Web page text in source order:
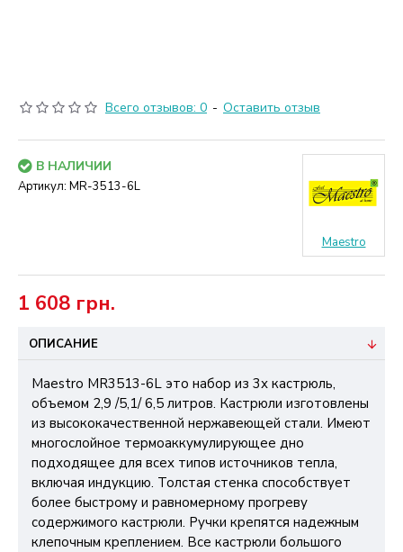
Всего отзывов: 0 - Оставить отзыв
1 608 грн.
В НАЛИЧИИ
Артикул: MR-3513-6L
Maestro
ОПИСАНИЕ
Maestro MR3513-6L это набор из 3х кастрюль,
объемом 2,9 /5,1/ 6,5 литров. Кастрюли изготовлены
из высококачественной нержавеющей стали. Имеют
многослойное термоаккумулирующее дно
подходящее для всех типов источников тепла,
включая индукцию. Толстая стенка способствует
более быстрому и равномерному прогреву
содержимого кастрюли. Ручки крепятся надежным
клепочным креплением. Все кастрюли большого